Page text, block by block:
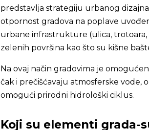
predstavlja strategiju urbanog
otpornost gradova na poplave
urbane infrastrukture (ulica, trotoara,
zelenih površina kao što su kišne
Na ovaj način gradovima je
čak i prečišćavaju atmosferske vode,
omogući prirodni hidrološki ciklus.
Koji su elementi grada-